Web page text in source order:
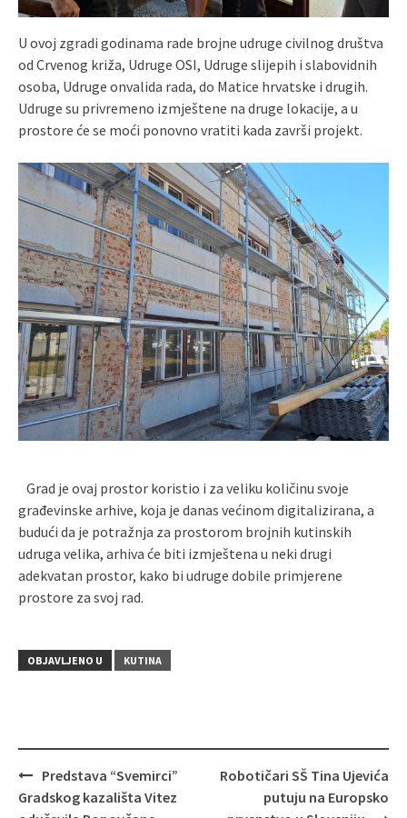
U ovoj zgradi godinama rade brojne udruge civilnog društva
od Crvenog križa, Udruge OSI, Udruge slijepih i slabovidnih
osoba, Udruge onvalida rada, do Matice hrvatske i drugih.
Udruge su privremeno izmještene na druge lokacije, a u
prostore će se moći ponovno vratiti kada završi projekt.
Grad je ovaj prostor koristio i za veliku količinu svoje
građevinske arhive, koja je danas većinom digitalizirana, a
budući da je potražnja za prostorom brojnih kutinskih
udruga velika, arhiva će biti izmještena u neki drugi
adekvatan prostor, kako bi udruge dobile primjerene
prostore za svoj rad.
OBJAVLJENO U KUTINA
Navigacija
objava
Predstava “Svemirci”
Gradskog kazališta Vitez
Robotičari SŠ Tina Ujevića
putuju na Europsko